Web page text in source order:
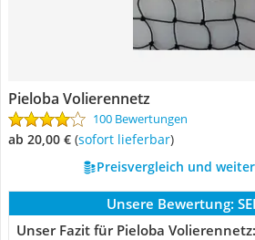
Pieloba Volierennetz
100 Bewertungen
ab 20,00 € ( Sofort lieferbar)
Preisvergleich und
Unsere Bewertung:
Unser Fazit für Pieloba Volierennetz: